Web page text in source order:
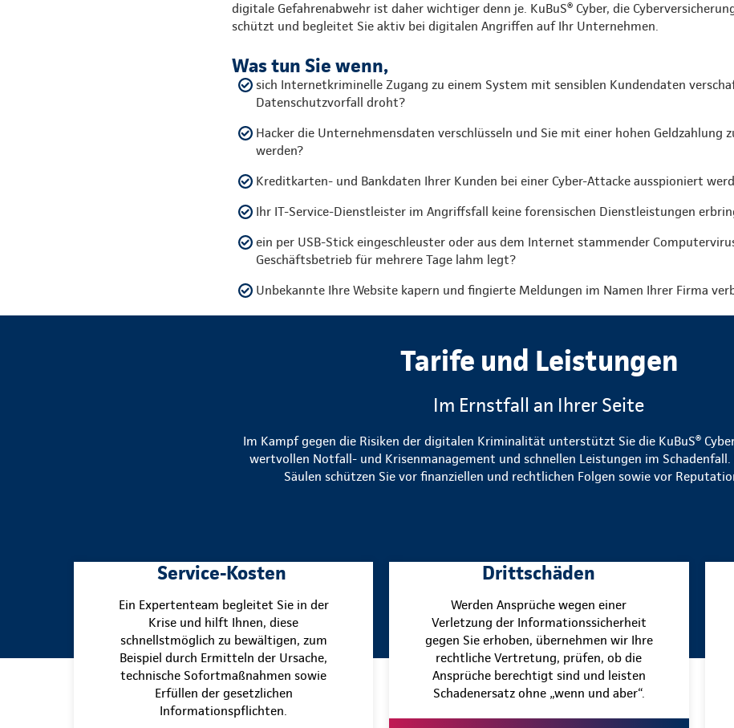
digitale Gefahrenabwehr ist daher wichtiger denn je. KuBuS® Cyber, die
schützt und begleitet Sie aktiv bei digitalen Angriffen auf Ihr Unternehmen.
Was tun Sie wenn,
sich Internetkriminelle Zugang zu einem System mit sensiblen Kundendaten
Datenschutzvorfall droht?
Hacker die Unternehmensdaten verschlüsseln und Sie mit einer hohen Geldzahlung
werden?
Kreditkarten- und Bankdaten Ihrer Kunden bei einer Cyber-Attacke ausspioniert
Ihr IT-Service-Dienstleister im Angriffsfall keine forensischen Dienstleistungen
ein per USB-Stick eingeschleuster oder aus dem Internet stammender
Geschäftsbetrieb für mehrere Tage lahm legt?
Unbekannte Ihre Website kapern und fingierte Meldungen im Namen Ihrer Firma
Tarife und Leistungen
Im Ernstfall an Ihrer Seite
Im Kampf gegen die Risiken der digitalen Kriminalität unterstützt Sie die KuBuS®
wertvollen Notfall- und Krisenmanagement und schnellen Leistungen im Schadenfall.
Säulen schützen Sie vor finanziellen und rechtlichen Folgen sowie vor
Service-Kosten
Ein Expertenteam begleitet Sie in der
Krise und hilft Ihnen, diese
schnellstmöglich zu bewältigen, zum
Beispiel durch Ermitteln der Ursache,
technische Sofortmaßnahmen sowie
Erfüllen der gesetzlichen
Informationspflichten.
Drittschäden
Werden Ansprüche wegen einer
Verletzung der Informationssicherheit
gegen Sie erhoben, übernehmen wir Ihre
rechtliche Vertretung, prüfen, ob die
Ansprüche berechtigt sind und leisten
Schadenersatz ohne „wenn und aber“.